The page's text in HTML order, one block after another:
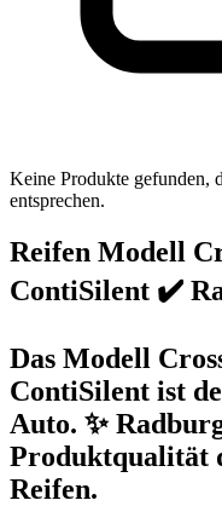
Keine Produkte gefunden,
entsprechen.
Reifen Modell
ContiSilent ✔️
Das Modell
ContiSilent ist
Auto. ✨
Produktqualität
Reifen.